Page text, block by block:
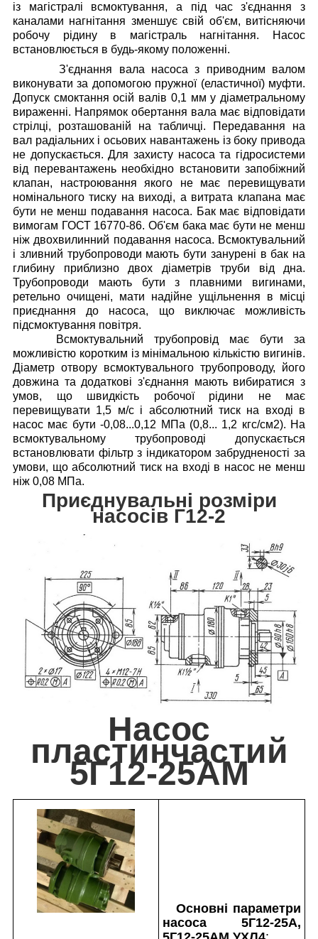
із магістралі всмоктування, а під час з'єднання з
каналами нагнітання зменшує свій об'єм, витісняючи
робочу рідину в магістраль нагнітання.
Насос
встановлюється в будь-якому положенні.
З'єднання вала насоса з приводним валом
виконувати за допомогою пружної (еластичної) муфти.
Допуск смоктання осій валів 0,1 мм у діаметральному
вираженні. Напрямок обертання вала має відповідати
стрілці, розташованій на табличці. Передавання на
вал радіальних і осьових навантажень із боку привода
не допускається. Для захисту насоса та гідросистеми
від перевантажень необхідно встановити запобіжний
клапан, настроювання якого не має перевищувати
номінального тиску на виході, а витрата клапана має
бути не менш подавання насоса. Бак має відповідати
вимогам ГОСТ 16770-86. Об'єм бака має бути не менш
ніж двохвилинний подавання насоса. Всмоктувальний
і зливний трубопроводи мають бути занурені в бак на
глибину приблизно двох діаметрів труби від дна.
Трубопроводи мають бути з плавними вигинами,
ретельно очищені, мати надійне ущільнення в місці
приєднання до насоса, що виключає можливість
підсмоктування повітря.
Всмоктувальний трубопровід має бути за
можливістю коротким із мінімальною кількістю вигинів.
Діаметр отвору всмоктувального трубопроводу, його
довжина та додаткові з'єднання мають вибиратися з
умов, що швидкість робочої рідини не має
перевищувати 1,5 м/с і абсолютний тиск на вході в
насос має бути -0,08...0,12 МПа (0,8... 1,2 кгс/см2). На
всмоктувальному трубопроводі допускається
встановлювати фільтр з індикатором забрудненості за
умови, що абсолютний тиск на вході в насос не менш
ніж 0,08 МПа.
Приєднувальні розміри
насосів Г12-2
Насос
пластинчастий
5Г12-25АМ
Основні параметри
насоса 5Г12-25А,